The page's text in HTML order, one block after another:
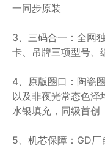
一同步原装
3、三码合一：全网
卡、吊牌三项型号、
4、原版圈口：陶瓷
以及非夜光常态色泽
水银填充，同级首创
5、机芯保障：GD厂